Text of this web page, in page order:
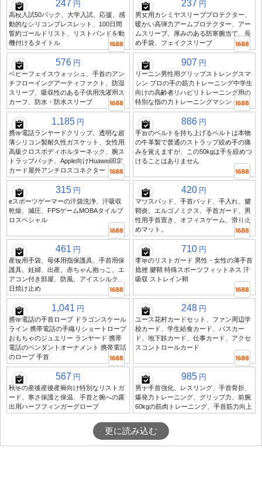
247 円
高校入試50パック、大学入試、応援、感
動的なシリコンブレスレット、100日間
誓約ゴールドリスト、リストバンドを動
機付けるタイトル
237 円
男女用カシミヤスリーブプロテクター、
暖かい高弾力アームプロテクター、アー
ムスリーブ、厚みのある防寒腕当て、長
め手袋、フェイクスリーブ
576 円
ベビーフェイスウォッシュ、手首のアン
チフローイングアーティファクト、防湿
スリーブ、吸収性のある子供用洗濯用ス
カーフ、防水・防水スリーブ
907 円
リーニン男性用グリップストレングスマ
シン プロの手の筋力トレーニング中学生
向けの高齢者リハビリトレーニング用の
特別な指の力トレーニングマシン
1,185 円
携帯電話ランヤードクリップ、透明な超
薄シリコン製耐久性ガスケット、女性用
高級クロスボディホルターネック、腕ス
トラップパッチ、Apple向けHuawei固定
カード屋外アンチロスコネクター
886 円
手首のベルトを持ち上げるベルトは本物
の牛革製で普通のストラップ絞め手の痛
みを覚えますが、この50kgは手を絞めつ
けることはありません
315 円
eスポーツゲーマーの汗袋洗浄、汗吸収
乾燥、減圧、FPSゲームMOBAタイルプ
ロスペシャル
420 円
マウスパッド、手首パッド、手入れ、腱
鞘炎、エルゴノミクス、手首ガード、男
性用手首置き、オフィスゲーム、滑り止
めマット。
461 円
産後用手袋、母体用指保護具、手首用保
護具、妊婦、出産、赤ちゃん抱っこ、エ
アコン付き部屋、防風、アイスシルク、
日焼け止め
710 円
李寧のリストガード 男性・女性の薄手首
捻挫 腱鞘 特殊スポーツフィットネス 汗
吸収 ストレイン鞘
1,041 円
携帯電話の手首ロープ ドラゴンスケール
ライン 携帯電話の手織りショートロープ
おもちゃのジュエリー ランヤード 携帯
電話のペンダントオーナメント 携帯電話
のロープ 手首
248 円
ユース花村カードセット、ファン周辺学
校カード、学生給食カード、バスカー
ド、地下鉄カード、仕事カード、アクセ
スコントロールカード
567 円
秋冬の産後産後産褥向け特別なリストガ
ード、寒さ保護と保温、手首と腕への露
出用ハーフフィンガーグローブ
985 円
男子手首強化、レスリング、手首骨折、
爆発力トレーニング、グリップ力、前腕
60kgの筋肉トレーニング、手首筋力向上
更に読み込む